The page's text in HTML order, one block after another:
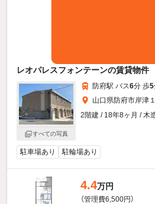
レオパレスフォンテーンの賃貸物件
すべての写真
防府駅 バス6分 歩5
山口県防府市岸津
2階建 / 18年8ヶ月 / 木
駐車場あり 駐輪場あり
4.4万円
（管理費6,500円）